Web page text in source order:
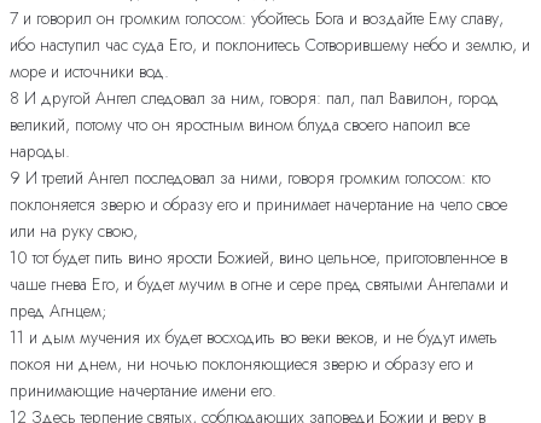
7 и говорил он громким голосом: убойтесь Бога и воздайте Ему славу,
ибо наступил час суда Его, и поклонитесь Сотворившему небо и землю, и
море и источники вод.
8 И другой Ангел следовал за ним, говоря: пал, пал Вавилон, город
великий, потому что он яростным вином блуда своего напоил все
народы.
9 И третий Ангел последовал за ними, говоря громким голосом: кто
поклоняется зверю и образу его и принимает начертание на чело свое
или на руку свою,
10 тот будет пить вино ярости Божией, вино цельное, приготовленное в
чаше гнева Его, и будет мучим в огне и сере пред святыми Ангелами и
пред Агнцем;
11 и дым мучения их будет восходить во веки веков, и не будут иметь
покоя ни днем, ни ночью поклоняющиеся зверю и образу его и
принимающие начертание имени его.
12 Здесь терпение святых, соблюдающих заповеди Божии и веру в